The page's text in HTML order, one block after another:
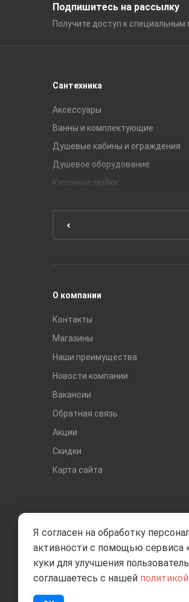
Подпишитесь на рассылку
Получите доступ к специальным
Сантехника
Аксессуары
Ванны и комплектующие
Душевые кабины и ограждения
Душевое оборудование
Кухонные мойки
О компании
Контакты
Магазины
Наши преимущества
Новости компании
Вакансии
Обратная связь
Акции
Скидки
Карта сайта
Я согласен на обработку
активности с помощью сервиса
куки для улучшения
соглашаетесь с нашей